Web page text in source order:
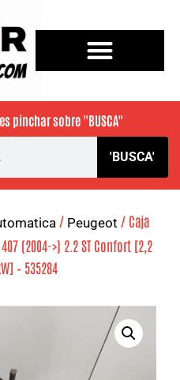
pinchar sobre "BUSCA"
'BUSCA'
/ Peugeot / Caja
(2004->) 2.2 ST Confort [2,2
– 535284